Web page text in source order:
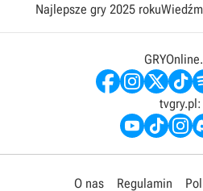
Najlepsze gry 2025 roku
tvgry.pl:
O nas Regulamin